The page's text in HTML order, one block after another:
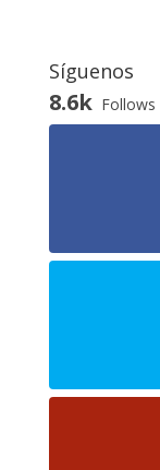
Síguenos
8.6k Follows